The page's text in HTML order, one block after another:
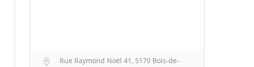
Rue Raymond Noël 41, 5170 Bois-de-